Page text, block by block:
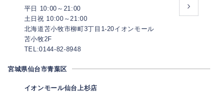
平日 10:00～21:00
土日祝 10:00～21:00
北海道苫小牧市柳町3丁目1-20イオンモール
苫小牧2F
TEL:0144-82-8948
宮城県仙台市青葉区
イオンモール仙台上杉店